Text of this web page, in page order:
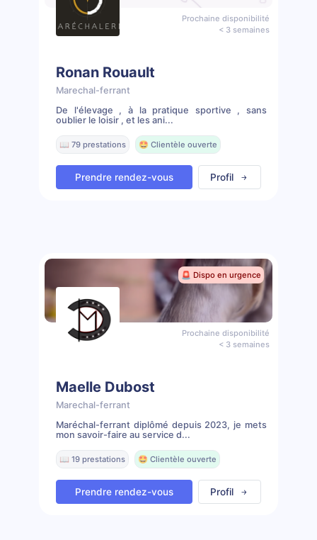
Prochaine disponibilité
< 3 semaines
Ronan Rouault
Marechal-ferrant
De l'élevage , à la pratique sportive , sans
oublier le loisir , et les ani...
📖 79 prestations 🤩 Clientèle ouverte
Prendre rendez-vous Profil
🚨 Dispo en urgence
Prochaine disponibilité
< 3 semaines
Maelle Dubost
Marechal-ferrant
Maréchal-ferrant diplômé depuis 2023, je mets
mon savoir-faire au service d...
📖 19 prestations 🤩 Clientèle ouverte
Prendre rendez-vous Profil